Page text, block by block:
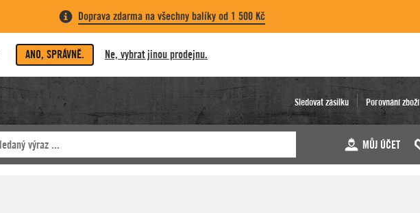
Doprava zdarma na všechny balíky od 1 500 Kč
ANO, SPRÁVNĚ. Ne, vybrat jinou prodejnu.
Sledovat zásilku Porovnání zboží
MŮJ ÚČET